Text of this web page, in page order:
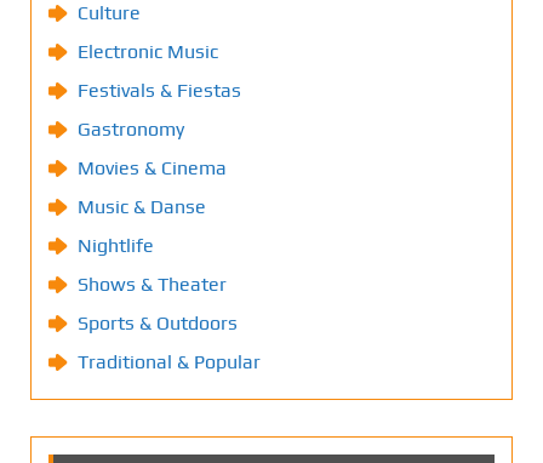
Culture
Electronic Music
Festivals & Fiestas
Gastronomy
Movies & Cinema
Music & Danse
Nightlife
Shows & Theater
Sports & Outdoors
Traditional & Popular